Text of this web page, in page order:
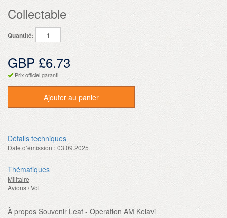
Collectable
Quantité:
GBP £6.73
Prix officiel garanti
Ajouter au panier
Détails techniques
Date d’émission : 03.09.2025
Thématiques
Militaire
Avions / Vol
À propos Souvenir Leaf - Operation AM Kelavi